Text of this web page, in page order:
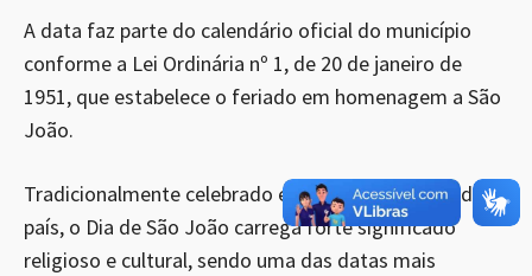
A data faz parte do calendário oficial do município
conforme a Lei Ordinária nº 1, de 20 de janeiro de
1951, que estabelece o feriado em homenagem a São
João.
Tradicionalmente celebrado em diversas regiões do
país, o Dia de São João carrega forte significado
religioso e cultural, sendo uma das datas mais